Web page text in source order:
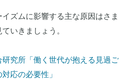
ズムに影響する主な原因はさま
いきましょう。
究所「働く世代が抱える見過ご
応の必要性」